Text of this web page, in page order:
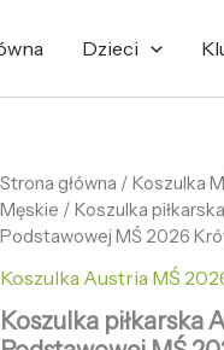
Dzieci
Strona główna / Koszulka
Męskie / Koszulka
Podstawowej MŚ 2026
Koszulka Austria MŚ
Koszulka piłkarska
cena
485,63
ilość
Koszulka
piłkarska
Michael
#11